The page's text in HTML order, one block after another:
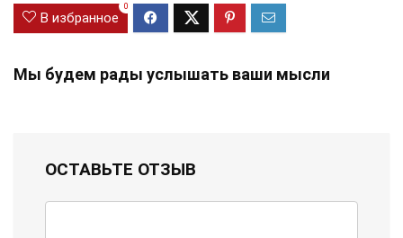
В избранное
0
Мы будем рады услышать ваши мысли
ОСТАВЬТЕ ОТЗЫВ